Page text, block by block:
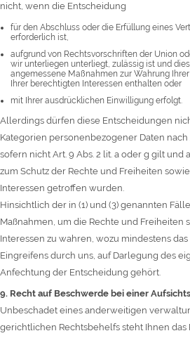
nicht, wenn die Entscheidung
für den Abschluss oder die Erfüllung eines
erforderlich ist,
aufgrund von Rechtsvorschriften der Union
wir unterliegen unterliegt, zulässig ist und
angemessene Maßnahmen zur Wahrung
Ihrer berechtigten Interessen enthalten oder
mit Ihrer ausdrücklichen Einwilligung erfolgt.
Allerdings dürfen diese Entscheidungen
Kategorien personenbezogener Daten nach
sofern nicht Art. 9 Abs. 2 lit. a oder g gilt und
zum Schutz der Rechte und Freiheiten
Interessen getroffen wurden.
Hinsichtlich der in (1) und (3) genannten
Maßnahmen, um die Rechte und Freiheiten
Interessen zu wahren, wozu mindestens
Eingreifens durch uns, auf Darlegung des
Anfechtung der Entscheidung gehört.
9. Recht auf Beschwerde bei einer
Unbeschadet eines anderweitigen
gerichtlichen Rechtsbehelfs steht Ihnen das